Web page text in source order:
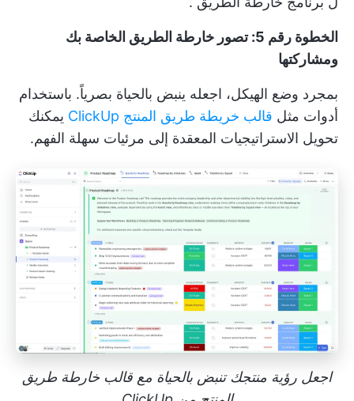
الخطوة رقم 5: تصور خارطة الطريق الخاصة بك
ومشاركتها
بمجرد وضع الهيكل، اجعله ينبض بالحياة بصرياً. باستخدام
أدوات مثل قالب خريطة طريق المنتج ClickUp
يمكنك
تحويل الاستراتيجيات المعقدة إلى مرئيات سهلة الفهم.
اجعل رؤية منتجك تنبض بالحياة مع قالب خارطة طريق